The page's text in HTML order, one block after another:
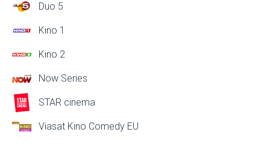
Duo 5
Kino 1
Kino 2
Now Series
STAR cinema
Viasat Kino Comedy EU